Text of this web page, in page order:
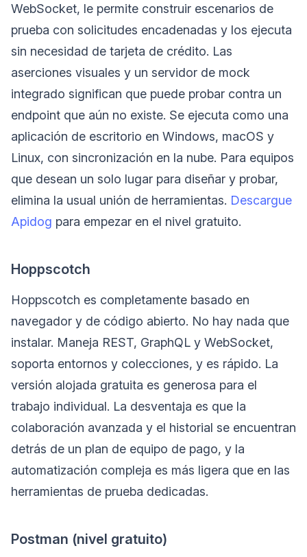
WebSocket, le permite construir escenarios de
prueba con solicitudes encadenadas y los ejecuta
sin necesidad de tarjeta de crédito. Las
aserciones visuales y un servidor de mock
integrado significan que puede probar contra un
endpoint que aún no existe. Se ejecuta como una
aplicación de escritorio en Windows, macOS y
Linux, con sincronización en la nube. Para equipos
que desean un solo lugar para diseñar y probar,
elimina la usual unión de herramientas. Descargue
Apidog para empezar en el nivel gratuito.
Hoppscotch
Hoppscotch es completamente basado en
navegador y de código abierto. No hay nada que
instalar. Maneja REST, GraphQL y WebSocket,
soporta entornos y colecciones, y es rápido. La
versión alojada gratuita es generosa para el
trabajo individual. La desventaja es que la
colaboración avanzada y el historial se encuentran
detrás de un plan de equipo de pago, y la
automatización compleja es más ligera que en las
herramientas de prueba dedicadas.
Postman (nivel gratuito)